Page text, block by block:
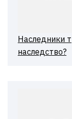
Наследники
наследство?